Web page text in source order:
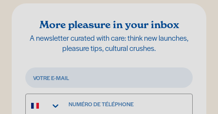
More pleasure in your inbox
A newsletter curated with care: think new launches,
pleasure tips, cultural crushes.